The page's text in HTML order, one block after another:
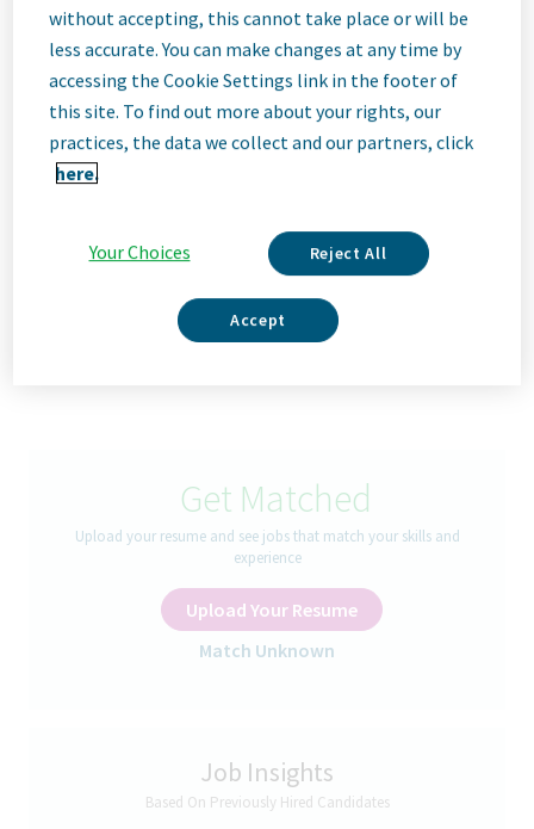
Somos Teva
Somos Teva, un líder biofarmacéutico mundial diferente que
opera en todo el espectro de la innovación para suministrar
medicamentos de forma segura a pacientes de todo el mundo.
Ya sea innovando en los campos de la neurociencia y la
inmunología o mejorando el acceso a los medicamentos,
estamos dedicados a abordar las necesidades de los pacientes
colaboración. Tendrás espacio para crecer, la flexibilidad para
equilibrar la vida con el trabajo y la oportunidad de mejorar la
salud en todo el mundo, juntos.
Qué hará el candidato/a cada día
MISIÓN DEL PUESTO:
Alcanzar los objetivos de venta mensualmente de forma que se
asegure el cumplimiento de los objetivos del territorio
Hacer evolucionar su cartera de clientes en términos numéricos
productos en su área de influencia
Get Matched
Upload your resume and see jobs that match your skills and
experience
Upload Your Resume
Match Unknown
Job Insights
Based On Previously Hired Candidates
without accepting, this cannot take place or will be
less accurate. You can make changes at any time by
accessing the Cookie Settings link in the footer of
this site. To find out more about your rights, our
practices, the data we collect and our partners, click
here.
Your Choices Reject All
Accept